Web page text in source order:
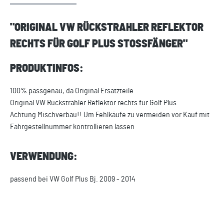
"ORIGINAL VW RÜCKSTRAHLER REFLEKTOR
RECHTS FÜR GOLF PLUS STOSSFÄNGER"
PRODUKTINFOS:
100% passgenau, da Original Ersatzteile
Original VW Rückstrahler Reflektor rechts für Golf Plus
Achtung Mischverbau!! Um Fehlkäufe zu vermeiden vor Kauf mit
Fahrgestellnummer kontrollieren lassen
VERWENDUNG:
passend bei VW Golf Plus Bj. 2009 - 2014